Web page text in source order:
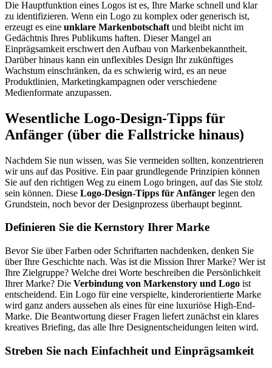
Die Hauptfunktion eines Logos ist es, Ihre Marke schnell und klar
zu identifizieren. Wenn ein Logo zu komplex oder generisch ist,
erzeugt es eine unklare Markenbotschaft und bleibt nicht im
Gedächtnis Ihres Publikums haften. Dieser Mangel an
Einprägsamkeit erschwert den Aufbau von Markenbekanntheit.
Darüber hinaus kann ein unflexibles Design Ihr zukünftiges
Wachstum einschränken, da es schwierig wird, es an neue
Produktlinien, Marketingkampagnen oder verschiedene
Medienformate anzupassen.
Wesentliche Logo-Design-Tipps für
Anfänger (über die Fallstricke hinaus)
Nachdem Sie nun wissen, was Sie vermeiden sollten, konzentrieren
wir uns auf das Positive. Ein paar grundlegende Prinzipien können
Sie auf den richtigen Weg zu einem Logo bringen, auf das Sie stolz
sein können. Diese Logo-Design-Tipps für Anfänger legen den
Grundstein, noch bevor der Designprozess überhaupt beginnt.
Definieren Sie die Kernstory Ihrer Marke
Bevor Sie über Farben oder Schriftarten nachdenken, denken Sie
über Ihre Geschichte nach. Was ist die Mission Ihrer Marke? Wer ist
Ihre Zielgruppe? Welche drei Worte beschreiben die Persönlichkeit
Ihrer Marke? Die Verbindung von Markenstory und Logo ist
entscheidend. Ein Logo für eine verspielte, kinderorientierte Marke
wird ganz anders aussehen als eines für eine luxuriöse High-End-
Marke. Die Beantwortung dieser Fragen liefert zunächst ein klares
kreatives Briefing, das alle Ihre Designentscheidungen leiten wird.
Streben Sie nach Einfachheit und Einprägsamkeit